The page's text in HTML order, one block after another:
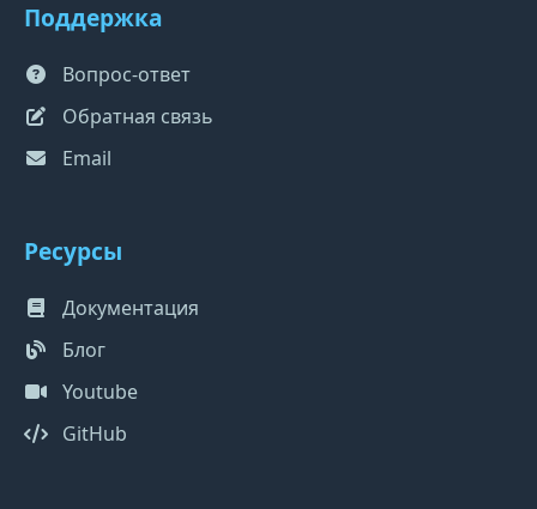
Поддержка
Вопрос-ответ
Обратная связь
Email
Ресурсы
Документация
Блог
Youtube
GitHub